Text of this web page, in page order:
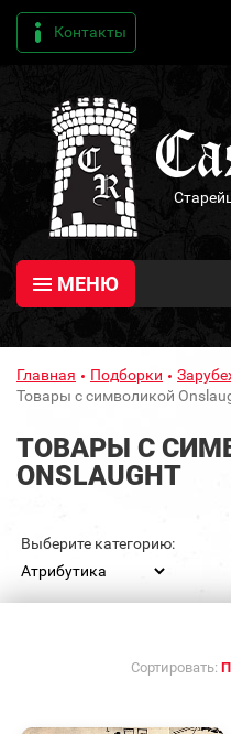
Контакты
МЕНЮ
Главная Подборки
Товары с символикой
ТОВАРЫ С
ONSLAUGHT
Выберите категорию:
Сортировать: